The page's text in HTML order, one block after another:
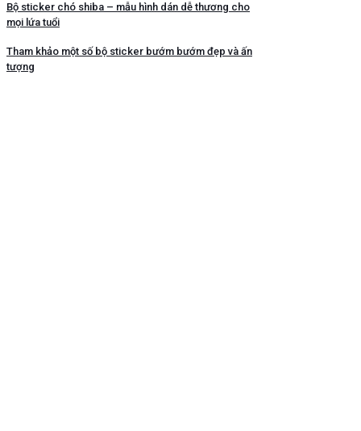
Bộ sticker chó shiba – mẫu hình dán dễ thương cho
mọi lứa tuổi
Tham khảo một số bộ sticker bướm bướm đẹp và ấn
tượng